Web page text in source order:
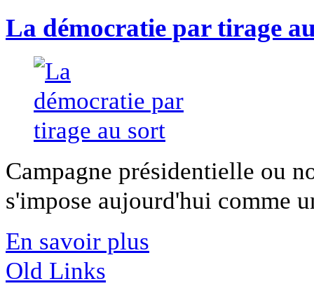
La démocratie par tirage
Campagne présidentielle ou
s'impose aujourd'hui comme
En savoir plus
Old Links